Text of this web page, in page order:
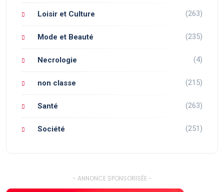
Loisir et Culture (263)
Mode et Beauté (235)
Necrologie (4)
non classe (215)
Santé (263)
Société (251)
- ANNONCE SPONSORISÉE -